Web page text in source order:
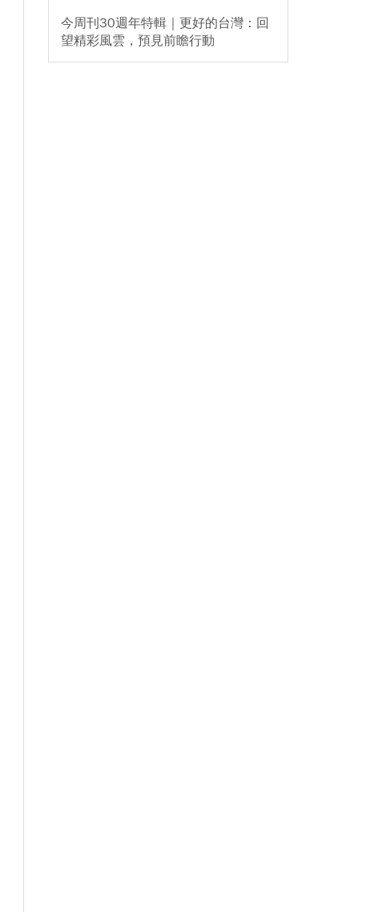
今周刊30週年特輯｜更好的台灣：回
望精彩風雲，預見前瞻行動